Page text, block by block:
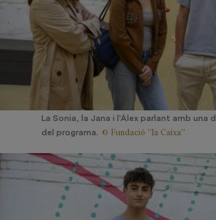
La Sonia, la Jana i l'Álex parlant amb una
del programa. © Fundació ”la Caixa”